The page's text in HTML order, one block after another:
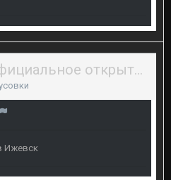
13\05\2017 - (не)официальное открытие байкерского сезона 2017 в Перми
Ижевск